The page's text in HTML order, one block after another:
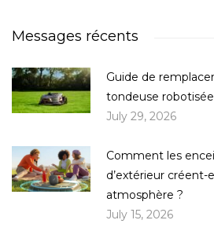
Messages récents
Guide de
tondeuse robotisée
July 29, 2026
Comment les
d’extérieur créent-
atmosphère ?
July 15, 2026